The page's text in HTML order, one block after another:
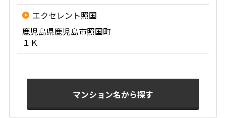
エクセレント照国
鹿児島県鹿児島市照国町
１Ｋ
マンション名から探す